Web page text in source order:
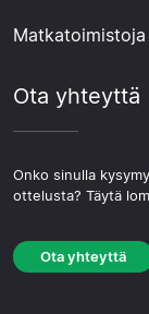
Matkatoimistoja
Ota yhteyttä
Onko sinulla
ottelusta? Täytä
Ota yhteyttä